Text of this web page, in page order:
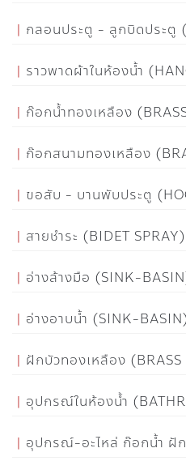
กลอนประตู - ลูกบิดประตู
ราวพาดผ้าในห้องน้ำ
ก๊อกน้ำทองเหลือง
ก๊อกสนามทองเหลือง
ขอสับ - บานพับประตู
สายชำระ (BIDET SPRAY)
อ่างล้างมือ (SINK-
อ่างอาบน้ำ (SINK-BASIN)
ฝักบัวทองเหลือง (BRASS
อุปกรณ์ในห้องน้ำ
อุปกรณ์-อะไหล่ ก๊อกน้ำ ฝั